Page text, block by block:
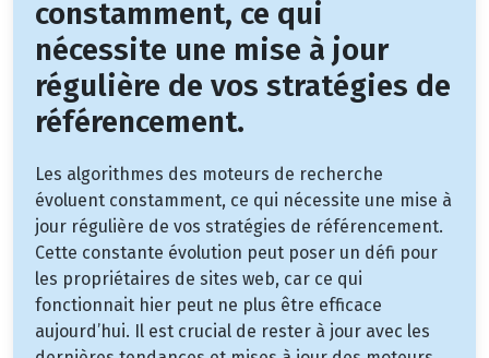
constamment, ce qui
nécessite une mise à jour
régulière de vos stratégies de
référencement.
Les algorithmes des moteurs de recherche
évoluent constamment, ce qui nécessite une mise à
jour régulière de vos stratégies de référencement.
Cette constante évolution peut poser un défi pour
les propriétaires de sites web, car ce qui
fonctionnait hier peut ne plus être efficace
aujourd’hui. Il est crucial de rester à jour avec les